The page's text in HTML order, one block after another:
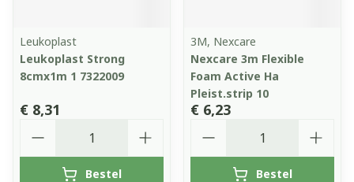
Leukoplast
Leukoplast Strong
8cmx1m 1 7322009
€ 8,31
Bestel
3M, Nexcare
Nexcare 3m Flexible
Foam Active Ha
Pleist.strip 10
€ 6,23
Bestel